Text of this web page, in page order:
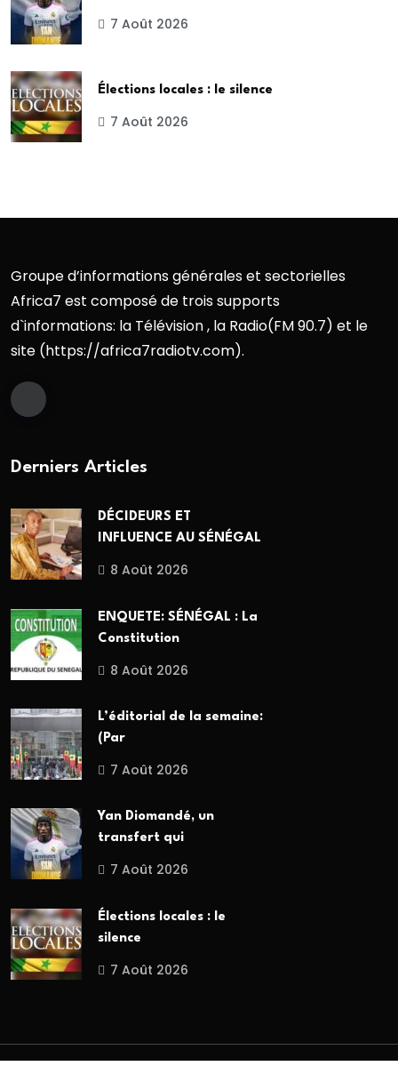
7 Août 2026
Élections locales : le silence
7 Août 2026
Groupe d’informations générales et sectorielles
Africa7 est composé de trois supports
d`informations: la Télévision , la Radio(FM 90.7) et le
site (https://africa7radiotv.com).
Derniers Articles
DÉCIDEURS ET
INFLUENCE AU SÉNÉGAL
8 Août 2026
ENQUETE: SÉNÉGAL : La
Constitution
8 Août 2026
L’éditorial de la semaine:
(Par
7 Août 2026
Yan Diomandé, un
transfert qui
7 Août 2026
Élections locales : le
silence
7 Août 2026